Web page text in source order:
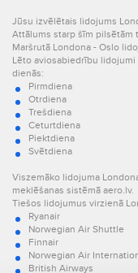
Jūsu izvēlētais lidojums
Attālums starp šīm pilsētām
Maršrutā Londona - Oslo
Lēto aviosabiedrību
dienās:
Pirmdiena
Otrdiena
Trešdiena
Ceturtdiena
Piektdiena
Svētdiena
Viszemāko lidojuma
meklēšanas sistēmā aero.lv.
Tiešos lidojumus virzienā
Ryanair
Norwegian Air Shuttle
Finnair
Norwegian Air
British Airways